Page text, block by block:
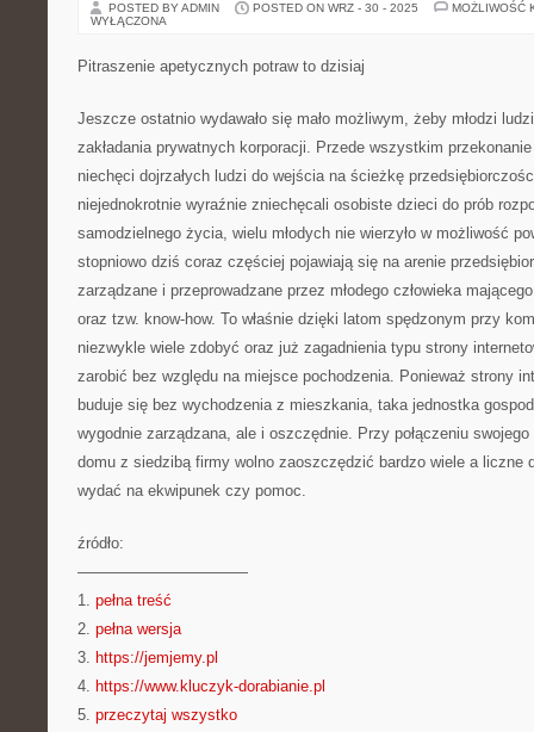
POSTED BY ADMIN POSTED ON WRZ - 30 - 2025
MOŻLIWOŚĆ
WYŁĄCZONA
Pitraszenie apetycznych potraw to dzisiaj
Jeszcze ostatnio wydawało się mało możliwym, żeby młodzi
zakładania prywatnych korporacji. Przede wszystkim
niechęci dojrzałych ludzi do wejścia na ścieżkę
niejednokrotnie wyraźnie zniechęcali osobiste dzieci do prób
samodzielnego życia, wielu młodych nie wierzyło w możliwość
stopniowo dziś coraz częściej pojawiają się na arenie
zarządzane i przeprowadzane przez młodego człowieka
oraz tzw. know-how. To właśnie dzięki latom spędzonym przy
niezwykle wiele zdobyć oraz już zagadnienia typu strony
zarobić bez względu na miejsce pochodzenia. Ponieważ strony
buduje się bez wychodzenia z mieszkania, taka jednostka
wygodnie zarządzana, ale i oszczędnie. Przy połączeniu
domu z siedzibą firmy wolno zaoszczędzić bardzo wiele a liczne
wydać na ekwipunek czy pomoc.
źródło:
———————————
1. pełna treść
2. pełna wersja
3. https://jemjemy.pl
4. https://www.kluczyk-dorabianie.pl
5. przeczytaj wszystko